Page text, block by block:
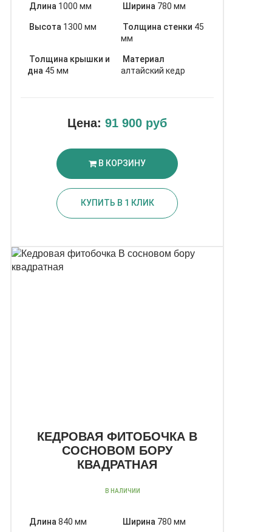
Длина 1000 мм Ширина 780 мм
Высота 1300 мм Толщина стенки 45
мм
Толщина крышки и
дна 45 мм
Материал
алтайский кедр
Цена: 91 900 руб
В КОРЗИНУ
КУПИТЬ В 1 КЛИК
КЕДРОВАЯ ФИТОБОЧКА В
СОСНОВОМ БОРУ
КВАДРАТНАЯ
В НАЛИЧИИ
Длина 840 мм Ширина 780 мм